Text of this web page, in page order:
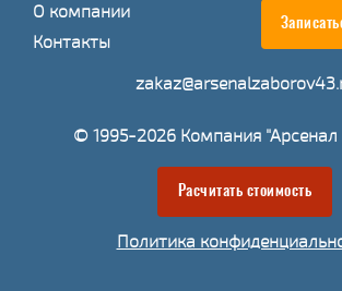
О компании
Контакты
© 1995-2026 Компания "Арсенал
Расчитать стоимость
Политика